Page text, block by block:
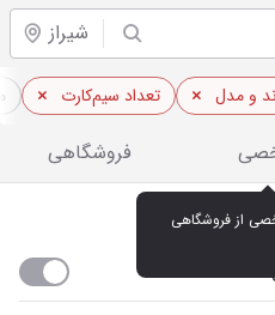
شیراز
و مدل تعداد سیم‌کارت
فروشگاهی
در شیراز